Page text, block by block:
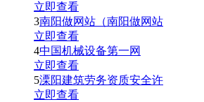
立即查看
3南阳做网站（南阳做网站
立即查看
4中国机械设备第一网
立即查看
5溧阳建筑劳务资质安全许
立即查看